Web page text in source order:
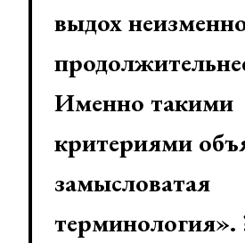
выдох
Именно такими
критериями
замысловатая
терминология».